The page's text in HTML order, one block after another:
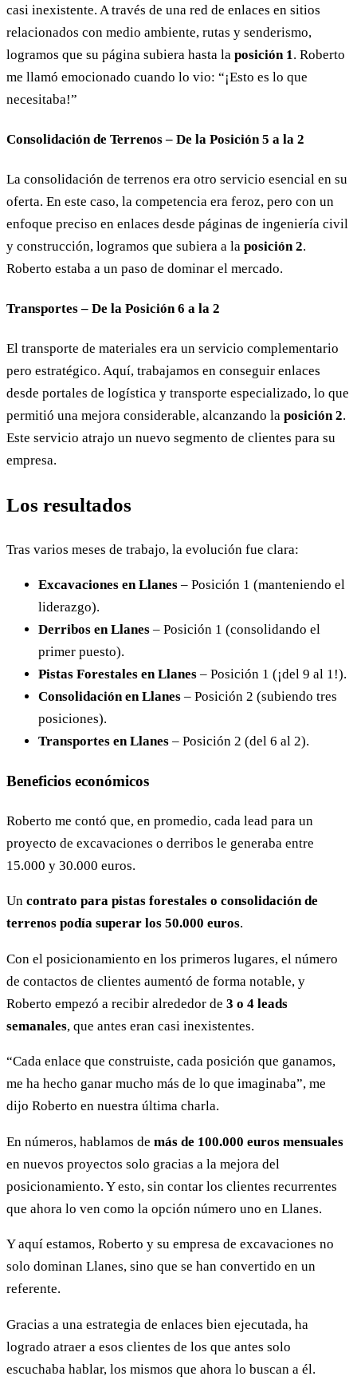
casi inexistente. A través de una red de enlaces en sitios
relacionados con medio ambiente, rutas y senderismo,
logramos que su página subiera hasta la posición 1. Roberto
me llamó emocionado cuando lo vio: “¡Esto es lo que
necesitaba!”
Consolidación de Terrenos – De la Posición 5 a la 2
La consolidación de terrenos era otro servicio esencial en su
oferta. En este caso, la competencia era feroz, pero con un
enfoque preciso en enlaces desde páginas de ingeniería civil
y construcción, logramos que subiera a la posición 2.
Roberto estaba a un paso de dominar el mercado.
Transportes – De la Posición 6 a la 2
El transporte de materiales era un servicio complementario
pero estratégico. Aquí, trabajamos en conseguir enlaces
desde portales de logística y transporte especializado, lo que
permitió una mejora considerable, alcanzando la posición 2.
Este servicio atrajo un nuevo segmento de clientes para su
empresa.
Los resultados
Tras varios meses de trabajo, la evolución fue clara:
Excavaciones en Llanes – Posición 1 (manteniendo el
liderazgo).
Derribos en Llanes – Posición 1 (consolidando el
primer puesto).
Pistas Forestales en Llanes – Posición 1 (¡del 9 al 1!).
Consolidación en Llanes – Posición 2 (subiendo tres
posiciones).
Transportes en Llanes – Posición 2 (del 6 al 2).
Beneficios económicos
Roberto me contó que, en promedio, cada lead para un
proyecto de excavaciones o derribos le generaba entre
15.000 y 30.000 euros.
Un contrato para pistas forestales o consolidación de
terrenos podía superar los 50.000 euros.
Con el posicionamiento en los primeros lugares, el número
de contactos de clientes aumentó de forma notable, y
Roberto empezó a recibir alrededor de 3 o 4 leads
semanales, que antes eran casi inexistentes.
“Cada enlace que construiste, cada posición que ganamos,
me ha hecho ganar mucho más de lo que imaginaba”, me
dijo Roberto en nuestra última charla.
En números, hablamos de más de 100.000 euros mensuales
en nuevos proyectos solo gracias a la mejora del
posicionamiento. Y esto, sin contar los clientes recurrentes
que ahora lo ven como la opción número uno en Llanes.
Y aquí estamos, Roberto y su empresa de excavaciones no
solo dominan Llanes, sino que se han convertido en un
referente.
Gracias a una estrategia de enlaces bien ejecutada, ha
logrado atraer a esos clientes de los que antes solo
escuchaba hablar, los mismos que ahora lo buscan a él.